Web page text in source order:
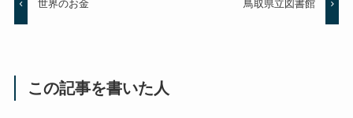
世界のお金 鳥取県立図書館
この記事を書いた人